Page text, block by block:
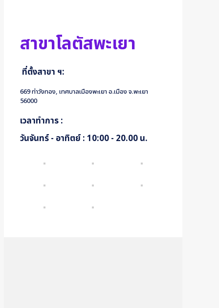
สาขาโลตัสพะเยา
ที่ตั้งสาขา ฯ:
669 ท่าวังทอง, เทศบาลเมืองพะเยา อ.เมือง จ.พะเยา
56000
เวลาทำการ :
วันจันทร์ - อาทิตย์ : 10:00 - 20.00 น.